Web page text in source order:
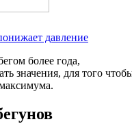
давление
более года,
значения, для того